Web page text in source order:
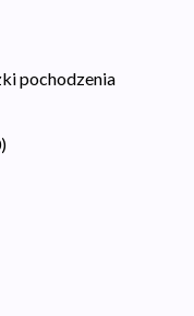
pochodzenia
)